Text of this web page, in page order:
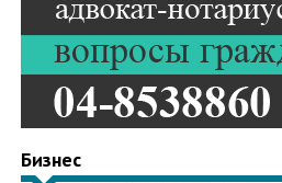
Бизнес